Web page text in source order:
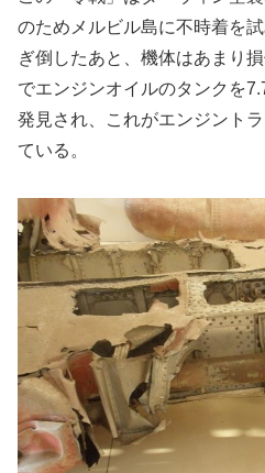
のためメルビル島に不時着を
ぎ倒したあと、機体はあまり
でエンジンオイルのタンクを
発見され、これがエンジント
ている。